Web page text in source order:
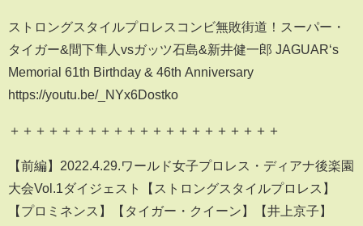
ストロングスタイルプロレスコンビ無敗街道！スーパー・
タイガー&間下隼人vsガッツ石島&新井健一郎 JAGUAR‘s
Memorial 61th Birthday & 46th Anniversary
https://youtu.be/_NYx6Dostko
＋＋＋＋＋＋＋＋＋＋＋＋＋＋＋＋＋＋＋＋＋
【 前編】2022.4.29.ワールド女子プロレス・ディアナ後楽園
大会Vol.1ダイジェスト【ストロングスタイルプロレス】
【プロミネンス】【タイガー・クイーン】【井上京子】